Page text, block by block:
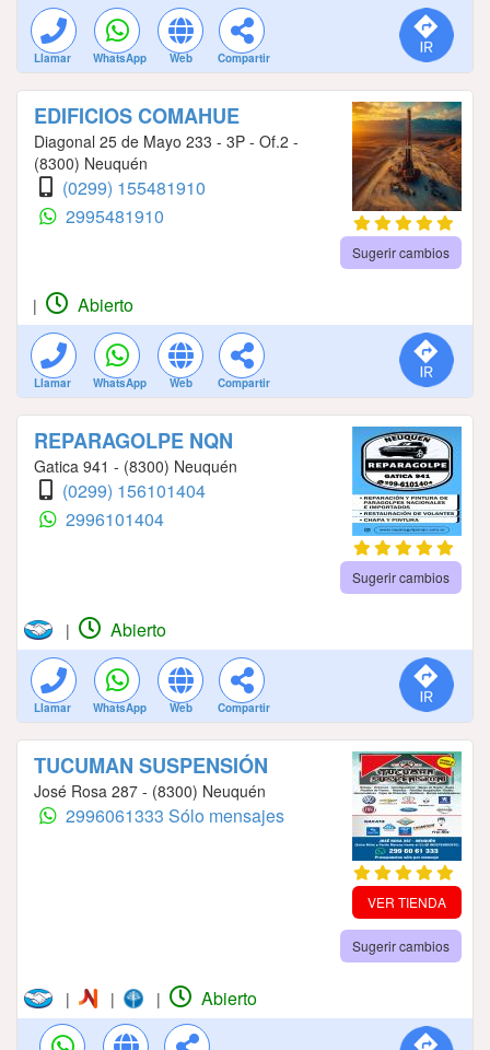
Llamar WhatsApp Web Compartir
EDIFICIOS COMAHUE
Diagonal 25 de Mayo 233 - 3P - Of.2 -
(8300) Neuquén
(0299) 155481910
2995481910
Sugerir cambios
| Abierto
Llamar WhatsApp Web Compartir
REPARAGOLPE NQN
Gatica 941 - (8300) Neuquén
(0299) 156101404
2996101404
Sugerir cambios
| Abierto
Llamar WhatsApp Web Compartir
TUCUMAN SUSPENSIÓN
José Rosa 287 - (8300) Neuquén
2996061333 Sólo mensajes
VER TIENDA
Sugerir cambios
| | | Abierto